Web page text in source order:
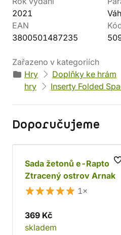
2021
EAN
3800501487235
Zařazeno v kategoriích
Hry
Doplňky ke hrám
hry
Inserty Folded
Doporučujeme
Sada žetonů e-Raptor -
Ztracený ostrov Arnak
1×
369 Kč
skladem